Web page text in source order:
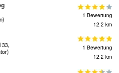
1 Bewertung
12.2 km
33,
1 Bewertung
12.2 km